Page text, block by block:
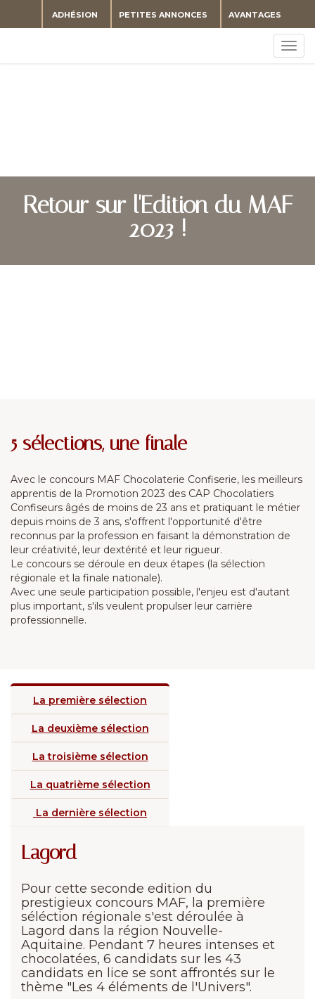
AVANTAGES
PETITES ANNONCES
ADHÉSION
Retour sur l'Edition du MAF
2023 !
5 sélections, une finale
Avec le concours MAF Chocolaterie Confiserie, les meilleurs
apprentis de la Promotion 2023 des CAP Chocolatiers
Confiseurs âgés de moins de 23 ans et pratiquant le métier
depuis moins de 3 ans, s'offrent l'opportunité d'être
reconnus par la profession en faisant la démonstration de
leur créativité, leur dextérité et leur rigueur.
Le concours se déroule en deux étapes (la sélection
régionale et la finale nationale).
Avec une seule participation possible, l'enjeu est d'autant
plus important, s'ils veulent propulser leur carrière
professionnelle.
La première sélection
La deuxième sélection
La troisième sélection
La quatrième sélection
La dernière sélection
Lagord
Pour cette seconde edition du
prestigieux concours MAF, la première
séléction régionale s'est déroulée à
Lagord dans la région Nouvelle-
Aquitaine. Pendant 7 heures intenses et
chocolatées, 6 candidats sur les 43
candidats en lice se sont affrontés sur le
thème "Les 4 éléments de l'Univers".